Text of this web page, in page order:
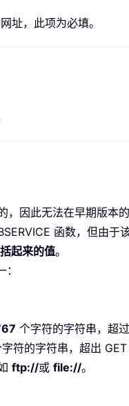
址，此项为必填。
，因此无法在早期版本
函数，但由
起来的值。
个字符的字符串，超
符的字符串，超出 GET
ftp://或 file://。